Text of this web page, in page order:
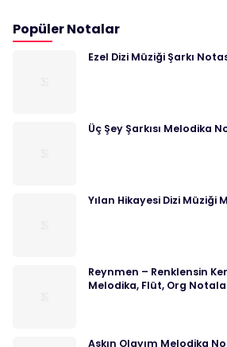
Popüler Notalar
Ezel Dizi Müziği Şarkı
Üç Şey Şarkısı Melodika
Yılan Hikayesi Dizi Müziği
Reynmen – Renklensin
Melodika, Flüt, Org
Aşkın Olayım Melodika